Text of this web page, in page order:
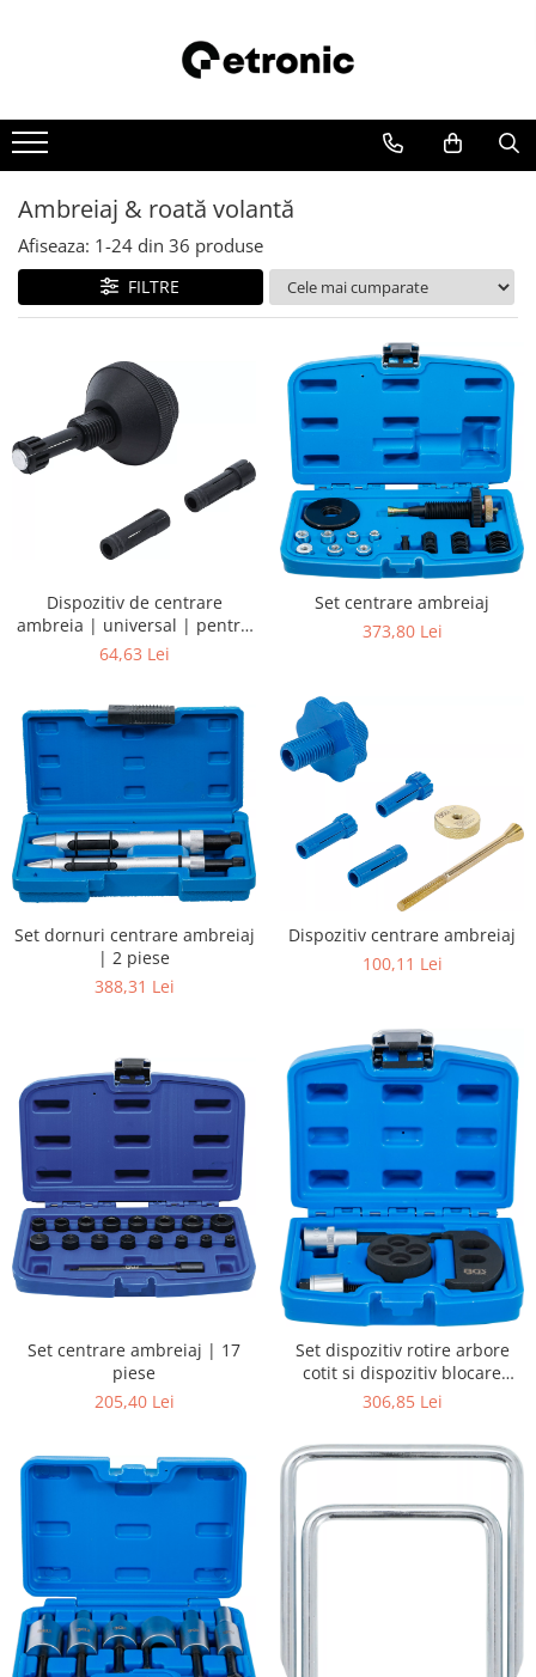
Ambreiaj & roată volantă
Afiseaza: 1-24 din 36 produse
FILTRE
Dispozitiv de centrare
ambreia | universal | pentru
Diametrul butucului 15 - 28
64,63 Lei
Set centrare ambreiaj
373,80 Lei
Set dornuri centrare ambreiaj
| 2 piese
388,31 Lei
Dispozitiv centrare ambreiaj
100,11 Lei
Set centrare ambreiaj | 17
piese
205,40 Lei
Set dispozitiv rotire arbore
cotit si dispozitiv blocare
volanta | pentru BMW, MINI
306,85 Lei